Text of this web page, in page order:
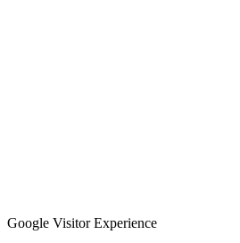
Google Visitor Experience